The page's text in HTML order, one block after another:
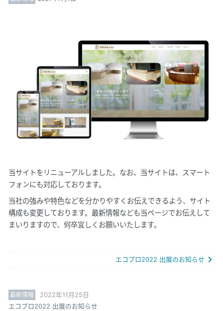
当サイトをリニューアルしました。なお、当サイトは、スマート
フォンにも対応しております。
当社の強みや特色などを分かりやすくお伝えできるよう、サイト
構成も変更しております。最新情報なども当ページでお伝えして
まいりますので、何卒宜しくお願いいたします。
エコプロ2022 出展のお知らせ
最新情報
2022年11月25日
エコプロ2022 出展のお知らせ